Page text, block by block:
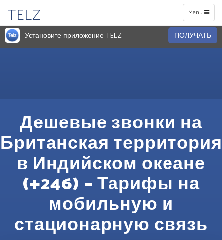
Toggle
navigation
Menu
TELZ
Установите приложение TELZ ПОЛУЧАТЬ
Дешевые звонки на
Британская территория
в Индийском океане
(+246) – Тарифы на
мобильную и
стационарную связь